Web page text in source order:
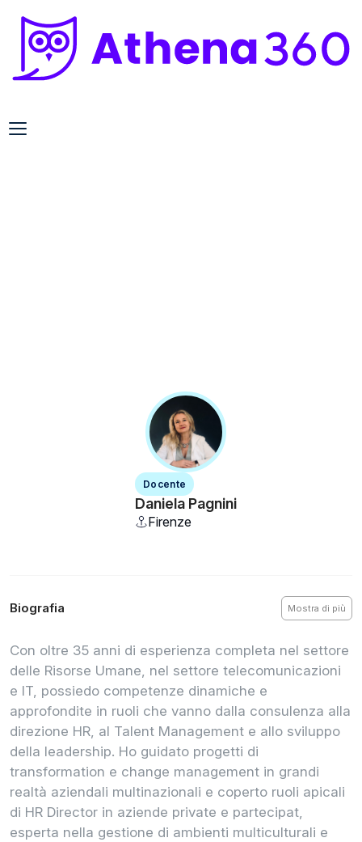
Docente
Daniela Pagnini
Firenze
Biografia Mostra di più
Con oltre 35 anni di esperienza completa nel settore
delle Risorse Umane, nel settore telecomunicazioni
e IT, possiedo competenze dinamiche e
approfondite in ruoli che vanno dalla consulenza alla
direzione HR, al Talent Management e allo sviluppo
della leadership. Ho guidato progetti di
transformation e change management in grandi
realtà aziendali multinazionali e coperto ruoli apicali
di HR Director in aziende private e partecipat,
esperta nella gestione di ambienti multiculturali e